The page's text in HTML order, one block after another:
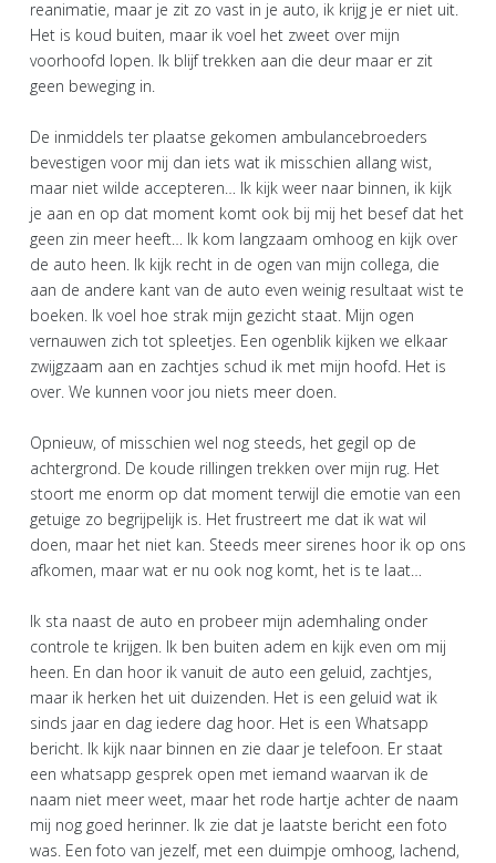
reanimatie, maar je zit zo vast in je auto, ik krijg je er niet uit.
Het is koud buiten, maar ik voel het zweet over mijn
voorhoofd lopen. Ik blijf trekken aan die deur maar er zit
geen beweging in.
De inmiddels ter plaatse gekomen ambulancebroeders
bevestigen voor mij dan iets wat ik misschien allang wist,
maar niet wilde accepteren… Ik kijk weer naar binnen, ik kijk
je aan en op dat moment komt ook bij mij het besef dat het
geen zin meer heeft… Ik kom langzaam omhoog en kijk over
de auto heen. Ik kijk recht in de ogen van mijn collega, die
aan de andere kant van de auto even weinig resultaat wist te
boeken. Ik voel hoe strak mijn gezicht staat. Mijn ogen
vernauwen zich tot spleetjes. Een ogenblik kijken we elkaar
zwijgzaam aan en zachtjes schud ik met mijn hoofd. Het is
over. We kunnen voor jou niets meer doen.
Opnieuw, of misschien wel nog steeds, het gegil op de
achtergrond. De koude rillingen trekken over mijn rug. Het
stoort me enorm op dat moment terwijl die emotie van een
getuige zo begrijpelijk is. Het frustreert me dat ik wat wil
doen, maar het niet kan. Steeds meer sirenes hoor ik op ons
afkomen, maar wat er nu ook nog komt, het is te laat…
Ik sta naast de auto en probeer mijn ademhaling onder
controle te krijgen. Ik ben buiten adem en kijk even om mij
heen. En dan hoor ik vanuit de auto een geluid, zachtjes,
maar ik herken het uit duizenden. Het is een geluid wat ik
sinds jaar en dag iedere dag hoor. Het is een Whatsapp
bericht. Ik kijk naar binnen en zie daar je telefoon. Er staat
een whatsapp gesprek open met iemand waarvan ik de
naam niet meer weet, maar het rode hartje achter de naam
mij nog goed herinner. Ik zie dat je laatste bericht een foto
was. Een foto van jezelf, met een duimpje omhoog, lachend,